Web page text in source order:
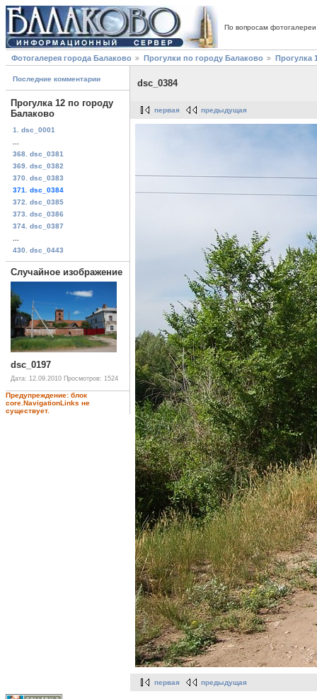
По вопросам
Фотогалерея города Балаково Прогулки по городу Балаково Прогулка
Последние комментарии
Прогулка 12 по городу
Балаково
1. dsc_0001
368. dsc_0381
369. dsc_0382
370. dsc_0383
371. dsc_0384
372. dsc_0385
373. dsc_0386
374. dsc_0387
430. dsc_0443
Случайное изображение
dsc_0197
Дата: 12.09.2010 Просмотров: 1524
Предупреждение: блок
core.NavigationLinks не
существует.
dsc_0384
первая предыдущая
первая предыдущая